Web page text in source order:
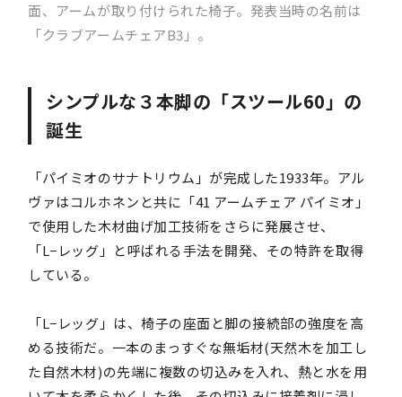
面、アームが取り付けられた椅子。発表当時の名前は
「クラブアームチェアB3」。
シンプルな３本脚の「スツール60」の
誕生
「パイミオのサナトリウム」が完成した1933年。アル
ヴァはコルホネンと共に「41 アームチェア パイミオ」
で使用した木材曲げ加工技術をさらに発展させ、
「L−レッグ」と呼ばれる手法を開発、その特許を取得
している。
「L−レッグ」は、椅子の座面と脚の接続部の強度を高
める技術だ。一本のまっすぐな無垢材(天然木を加工し
た自然木材)の先端に複数の切込みを入れ、熱と水を用